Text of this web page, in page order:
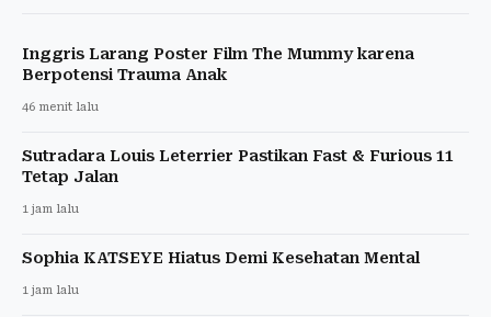
Inggris Larang Poster Film The Mummy karena
Berpotensi Trauma Anak
46 menit lalu
Sutradara Louis Leterrier Pastikan Fast & Furious 11
Tetap Jalan
1 jam lalu
Sophia KATSEYE Hiatus Demi Kesehatan Mental
1 jam lalu